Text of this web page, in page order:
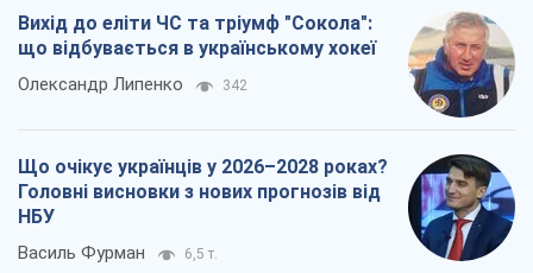
Вихід до еліти ЧС та тріумф "Сокола":
що відбувається в українському хокеї
Олександр Липенко 342
Що очікує українців у 2026–2028 роках?
Головні висновки з нових прогнозів від
НБУ
Василь Фурман 6,5 т.